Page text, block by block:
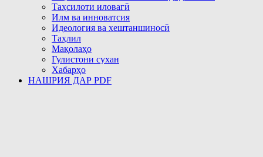
Таҳсилоти иловагӣ
Илм ва инноватсия
Идеология ва хештаншиносӣ
Таҳлил
Мақолаҳо
Гулистони сухан
Хабарҳо
НАШРИЯ ДАР PDF